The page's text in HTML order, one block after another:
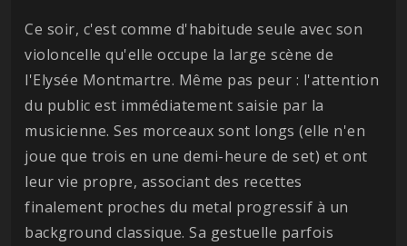
Ce soir, c'est comme d'habitude seule avec son
violoncelle qu'elle occupe la large scène de
l'Elysée Montmartre. Même pas peur : l'attention
du public est immédiatement saisie par la
musicienne. Ses morceaux sont longs (elle n'en
joue que trois en une demi-heure de set) et ont
leur vie propre, associant des recettes
finalement proches du metal progressif à un
background classique. Sa gestuelle parfois